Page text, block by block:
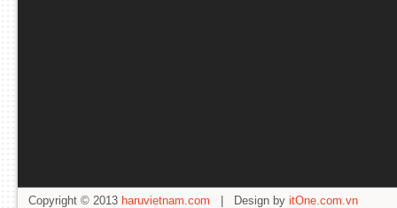
Copyright © 2013 haruvietnam.com | Design by itOne.com.vn